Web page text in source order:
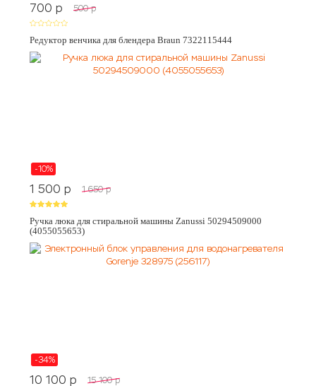
700 p 500 p
Редуктор венчика для блендера Braun 7322115444
-10%
1 500 p 1 650 p
Ручка люка для стиральной машины Zanussi 50294509000
(4055055653)
-34%
10 100 p 15 100 p